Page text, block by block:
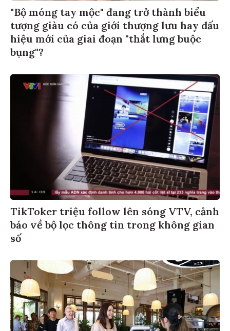
"Bộ móng tay mộc" đang trở thành biểu
tượng giàu có của giới thượng lưu hay dấu
hiệu mới của giai đoạn "thắt lưng buộc
bụng"?
TikToker triệu follow lên sóng VTV, cảnh
báo về bộ lọc thông tin trong không gian
số